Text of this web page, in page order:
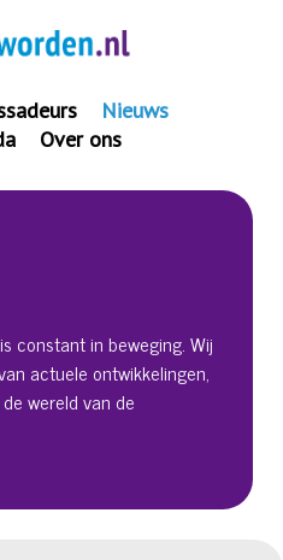
Nieuws
Over ons
constant in beweging. Wij
actuele ontwikkelingen,
wereld van de